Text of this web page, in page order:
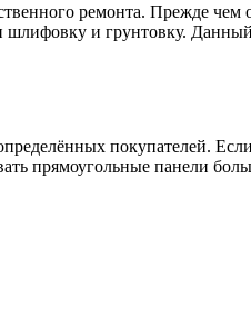
ремонта. Прежде
шлифовку и грунтовку. Данный
покупателей.
прямоугольные панели